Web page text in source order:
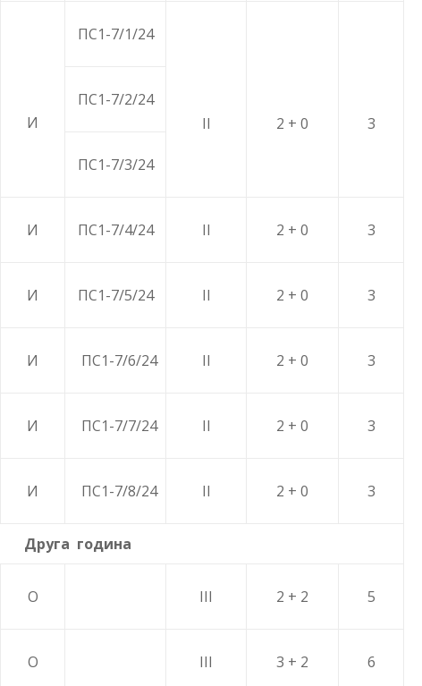
И
ПС1-7/1/24
II 2 + 0 3
ПС1-7/2/24
ПС1-7/3/24
И ПС1-7/4/24 II 2 + 0 3
И ПС1-7/5/24 II 2 + 0 3
И ПС1-7/6/24 II 2 + 0 3
И ПС1-7/7/24 II 2 + 0 3
И ПС1-7/8/24 II 2 + 0 3
Друга година
O III 2 + 2 5
O III 3 + 2 6